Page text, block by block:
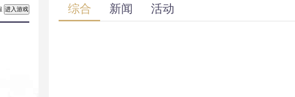
综合 新闻 活动